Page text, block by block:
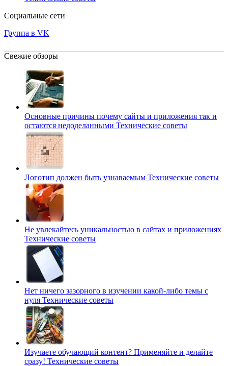
Социальные сети
Группа в VK
Свежие обзоры
Основные причины почему сайты и приложения так и
остаются недоделанными Технические советы
Логотип должен быть узнаваемым Технические советы
Не увлекайтесь уникальностью в сайтах и приложениях
Технические советы
Нет ничего зазорного в изучении какой-либо темы с
нуля Технические советы
Изучаете обучающий контент? Применяйте и делайте
сразу! Технические советы